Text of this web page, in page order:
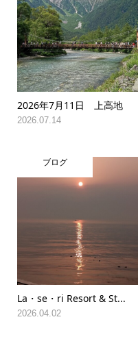
2026年7月11日 上高地
2026.07.14
ブログ
La・se・ri Resort & St...
2026.04.02